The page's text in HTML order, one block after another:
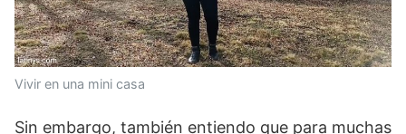
Vivir en una mini casa
Sin embargo, también entiendo que para muchas